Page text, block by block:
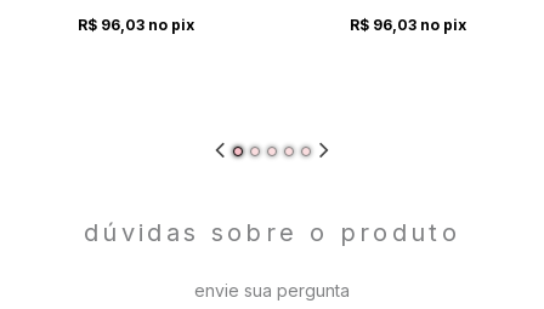
R$ 96,03 no pix R$ 96,03 no pix
dúvidas sobre o produto
envie sua pergunta